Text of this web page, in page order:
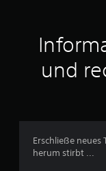
und
Erschließe
herum stirbt ...